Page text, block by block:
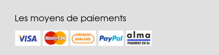
Les moyens de paiements